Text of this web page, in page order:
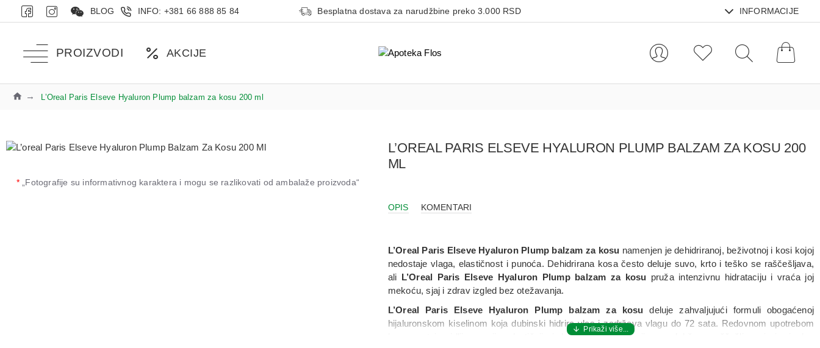
BLOG INFO: +381 66 888 85 84 Besplatna dostava za narudžbine preko 3.000 RSD INFORMACIJE
PROIZVODI AKCIJE
L’Oreal Paris Elseve Hyaluron Plump balzam za kosu 200 ml
*„Fotografije su informativnog karaktera i mogu se razlikovati od ambalaže proizvoda“
L’OREAL PARIS ELSEVE HYALURON PLUMP BALZAM ZA KOSU 200
ML
OPIS KOMENTARI
L’Oreal Paris Elseve Hyaluron Plump balzam za kosu namenjen je dehidriranoj, beživotnoj i kosi kojoj
nedostaje vlaga, elastičnost i punoća. Dehidrirana kosa često deluje suvo, krto i teško se raščešljava,
ali L’Oreal Paris Elseve Hyaluron Plump balzam za kosu pruža intenzivnu hidrataciju i vraća joj
mekoću, sjaj i zdrav izgled bez otežavanja.
L’Oreal Paris Elseve Hyaluron Plump balzam za kosu deluje zahvaljujući formuli obogaćenoj
hijaluronskom kiselinom koja dubinski hidrira vlas i zadržava vlagu do 72 sata. Redovnom upotrebom
kosa postaje vidljivo punija, elastičnija i do 10x hidratizovanija, uz olakšano raščešljavanje i prirodan